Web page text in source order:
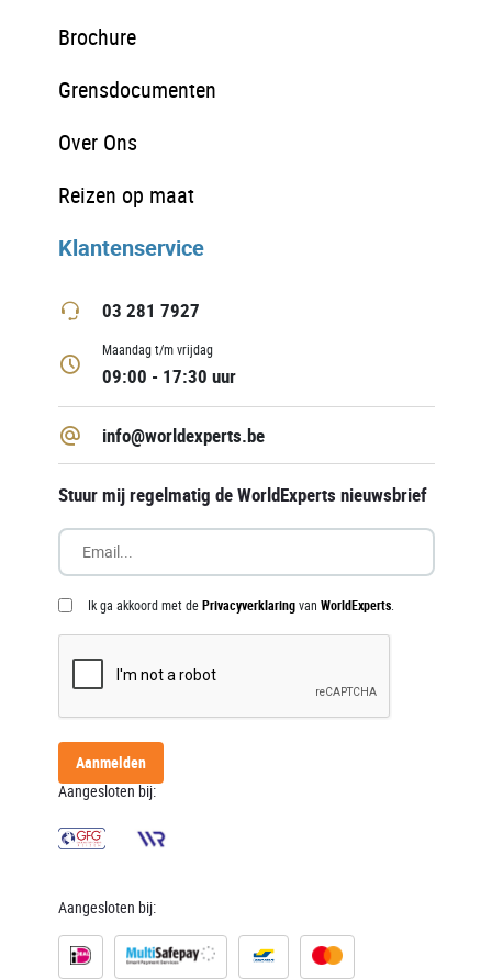
Brochure
Grensdocumenten
Over Ons
Reizen op maat
Klantenservice
03 281 7927
Maandag t/m vrijdag
09:00 - 17:30 uur
info@worldexperts.be
Stuur mij regelmatig de WorldExperts nieuwsbrief
Ik ga akkoord met dePrivacyverklaringvan WorldExperts.
Aanmelden
Aangesloten bij:
Aangesloten bij: